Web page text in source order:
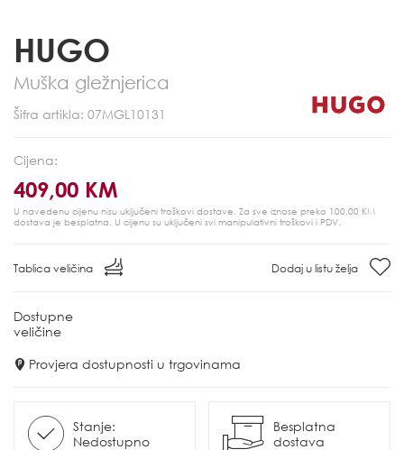
HUGO
Muška gležnjerica
Šifra artikla: 07MGL10131
Cijena:
409,00 KM
U navedenu cijenu nisu uključeni troškovi dostave. Za sve iznose preko 100,00 KM
dostava je besplatna. U cijenu su uključeni svi manipulativni troškovi i PDV.
Tablica veličina Dodaj u listu želja
Dostupne
veličine
Provjera dostupnosti u trgovinama
Stanje:
Nedostupno
Besplatna
dostava